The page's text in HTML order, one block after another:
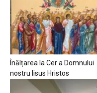
Înălțarea la Cer a Domnului
nostru Iisus Hristos